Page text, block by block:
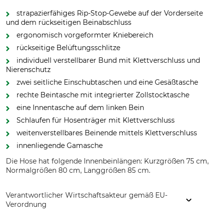
strapazierfähiges Rip-Stop-Gewebe auf der Vorderseite
und dem rückseitigen Beinabschluss
ergonomisch vorgeformter Kniebereich
rückseitige Belüftungsschlitze
individuell verstellbarer Bund mit Klettverschluss und
Nierenschutz
zwei seitliche Einschubtaschen und eine Gesäßtasche
rechte Beintasche mit integrierter Zollstocktasche
eine Innentasche auf dem linken Bein
Schlaufen für Hosenträger mit Klettverschluss
weitenverstellbares Beinende mittels Klettverschluss
innenliegende Gamasche
Die Hose hat folgende Innenbeinlängen: Kurzgrößen 75 cm,
Normalgrößen 80 cm, Langgrößen 85 cm.
Verantwortlicher Wirtschaftsakteur gemäß EU-
Verordnung